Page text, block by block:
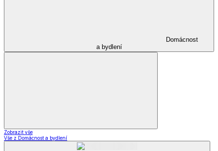
Domácnost
a bydlení
Zobrazit vše
Vše z Domácnost a bydlení